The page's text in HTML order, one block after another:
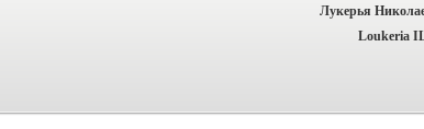
Лукерья
Loukeria